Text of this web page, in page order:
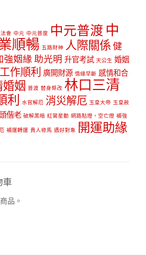
會 中元 中元普度 中元普渡 中
順暢 五路財神 人際關係 健
強姻緣 助光明 升官考試 天公生 婚姻
工作順利 廣開財源 情緣早斷 感情和合
姻 普渡 替身祭改 林口三清
利 水官解厄 消災解厄 玉皇大帝 玉皇赦
偕老 破解黑暗 紅鸞星動 網路點燈，空亡燈 補強
補運轉運 貴人祿馬 遇好對象 開運助緣
車
品。